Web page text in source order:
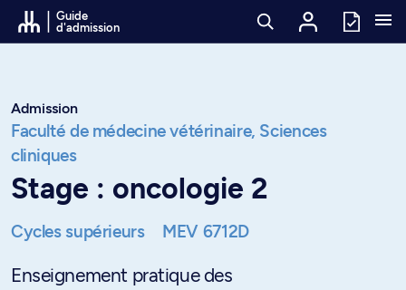
Passer au contenu
Guide
d'admission
Admission
Faculté de médecine vétérinaire, Sciences
cliniques
Stage : oncologie 2
Cycles supérieurs MEV 6712D
Enseignement pratique des